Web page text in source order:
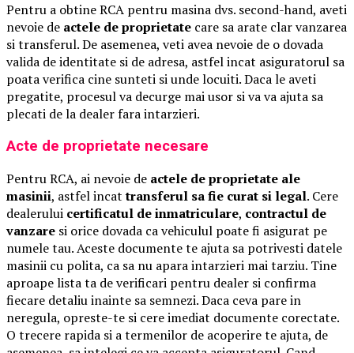
Pentru a obtine RCA pentru masina dvs. second-hand, aveti
nevoie de actele de proprietate care sa arate clar vanzarea
si transferul. De asemenea, veti avea nevoie de o dovada
valida de identitate si de adresa, astfel incat asiguratorul sa
poata verifica cine sunteti si unde locuiti. Daca le aveti
pregatite, procesul va decurge mai usor si va va ajuta sa
plecati de la dealer fara intarzieri.
Acte de proprietate necesare
Pentru RCA, ai nevoie de actele de proprietate ale
masinii, astfel incattransferul sa fie curat si legal. Cere
dealerului certificatul de inmatriculare, contractul de
vanzare si orice dovada ca vehiculul poate fi asigurat pe
numele tau. Aceste documente te ajuta sa potrivesti datele
masinii cu polita, ca sa nu apara intarzieri mai tarziu. Tine
aproape lista ta de verificari pentru dealer si confirma
fiecare detaliu inainte sa semnezi. Daca ceva pare in
neregula, opreste-te si cere imediat documente corectate.
O trecere rapida si a termenilor de acoperire te ajuta, de